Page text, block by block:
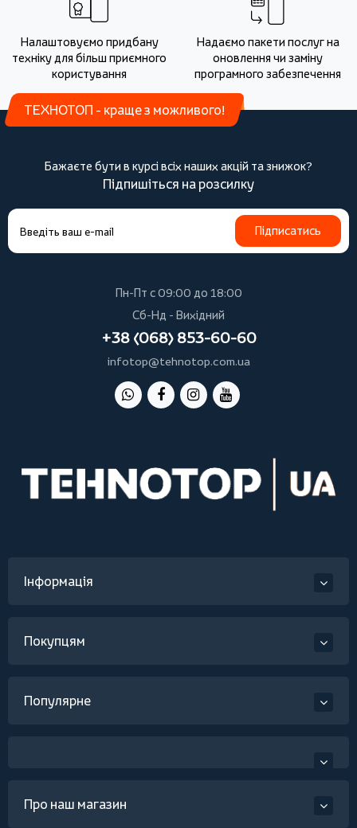
Налаштовуємо придбану
техніку для більш приємного
користування
Надаємо пакети послуг на
оновлення чи заміну
програмного забезпечення
ТЕХНОТОП - краще з можливого!
Бажаєте бути в курсі всіх наших акцій та знижок?
Підпишіться на розсилку
Підписатись
Пн-Пт с 09:00 до 18:00
Сб-Нд - Вихідний
+38 (068) 853-60-60
infotop@tehnotop.com.ua
Інформація
Покупцям
Популярне
Про наш магазин